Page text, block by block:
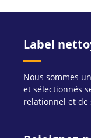
Label
Nous sommes
et sélectionnés
relationnel et de